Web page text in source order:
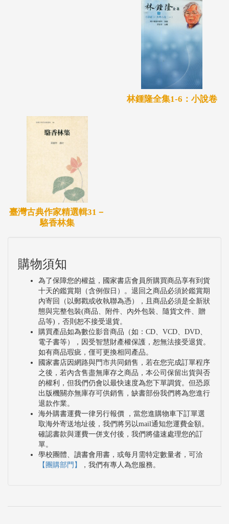
林鍾隆全集1-6：小說卷
臺灣古典作家精選輯31－
駱香林集
購物須知
為了保障您的權益，國家書店會員所購買商品享有到貨
十天的鑑賞期（含例假日）。退回之商品必須於鑑賞期
內寄回（以郵戳或收執聯為憑），且商品必須是全新狀
態與完整包裝(商品、附件、內外包裝、隨貨文件、贈
品等)，否則恕不接受退貨。
購買產品如為數位影音商品（如：CD、VCD、DVD、
電子書等），因受智慧財產權保護，恕無法接受退貨。
如有商品瑕疵，僅可更換相同產品。
國家書店因網路與門市共同銷售，若在您完成訂單程序
之後，若內含售盡無庫存之商品，本公司保留出貨與否
的權利，但我們仍會以最快速度為您下單調貨。但恐原
出版機關亦無庫存可供銷售，缺書部份我們將為您進行
退款作業。
海外購書運費一律另行報價 ，當您進購物車下訂單選
取海外寄送地址後，我們將另以mail通知您運費金額。
確認書款與運費一併支付後，我們將儘速處理您的訂
單。
學校團體、讀書會用書，或每月需特定數量者，可洽
【團購部門】
，我們有專人為您服務。